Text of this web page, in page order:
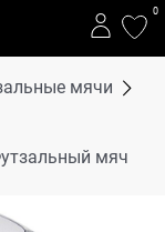
0
мячи
мяч